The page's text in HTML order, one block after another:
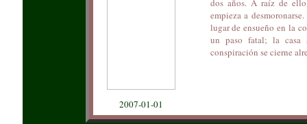
2007-01-01
dos años. A raíz de
empieza a
lugar de ensueño en la
un paso fatal; la casa
conspiración se cierne